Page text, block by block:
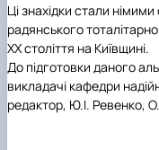
Ці знахідки стали
радянського
ХХ століття на Київщині.
До підготовки даного
викладачі кафедри
редактор, Ю.І. Ревенко,